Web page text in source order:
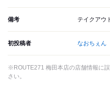
備考 テイクアウ
初投稿者 なおちぇん
※ROUTE271 梅田本店の店舗情報に
さい。